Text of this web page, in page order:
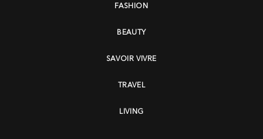
FASHION
BEAUTY
SAVOIR VIVRE
TRAVEL
LIVING